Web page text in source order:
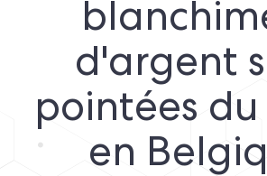
d'argent
pointées
en